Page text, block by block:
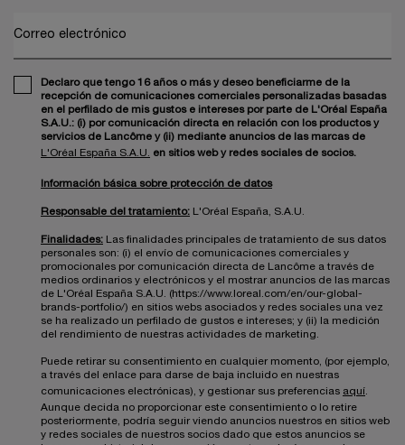
Correo electrónico
Declaro que tengo 16 años o más y deseo beneficiarme de la
recepción de comunicaciones comerciales personalizadas basadas
en el perfilado de mis gustos e intereses por parte de L'Oréal España
S.A.U.: (i) por comunicación directa en relación con los productos y
servicios de Lancôme y (ii) mediante anuncios de las marcas de
L'Oréal España S.A.U.
en sitios web y redes sociales de socios.
Información básica sobre protección de datos
Responsable del tratamiento: L'Oréal España, S.A.U.
Finalidades: Las finalidades principales de tratamiento de sus datos
personales son: (i) el envío de comunicaciones comerciales y
promocionales por comunicación directa de Lancôme a través de
medios ordinarios y electrónicos y el mostrar anuncios de las marcas
de L'Oréal España S.A.U. (https://www.loreal.com/en/our-global-
brands-portfolio/) en sitios webs asociados y redes sociales una vez
se ha realizado un perfilado de gustos e intereses; y (ii) la medición
del rendimiento de nuestras actividades de marketing.
Puede retirar su consentimiento en cualquier momento, (por ejemplo,
a través del enlace para darse de baja incluido en nuestras
comunicaciones electrónicas), y gestionar sus preferencias aquí
Aunque decida no proporcionar este consentimiento o lo retire
posteriormente, podría seguir viendo anuncios nuestros en sitios web
y redes sociales de nuestros socios dado que estos anuncios se